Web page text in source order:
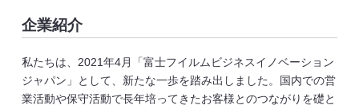
企業紹介
私たちは、2021年4月「富士フイルムビジネスイノベーション
ジャパン」として、新たな一歩を踏み出しました。国内での営
業活動や保守活動で長年培ってきたお客様とのつながりを礎と